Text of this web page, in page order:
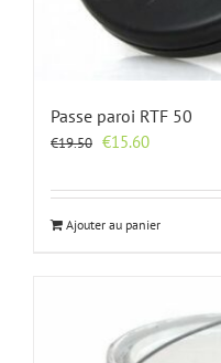
Passe paroi RTF 50
€19.50 Le
initial
€15.60Le
actuel
est :
Ajouter au panier